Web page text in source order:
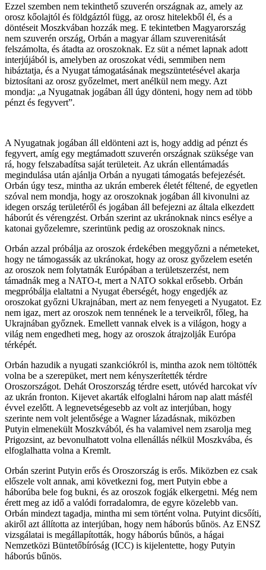
Ezzel szemben nem tekinthető szuverén országnak az, amely az
orosz kőolajtól és földgáztól függ, az orosz hitelekből él, és a
döntéseit Moszkvában hozzák meg. E tekintetben Magyarország
nem szuverén ország, Orbán a magyar állam szuverenitását
felszámolta, és átadta az oroszoknak. Ez süt a német lapnak adott
interjújából is, amelyben az oroszokat védi, semmiben nem
hibáztatja, és a Nyugat támogatásának megszüntetésével akarja
biztosítani az orosz győzelmet, mert anélkül nem megy. Azt
mondja: „a Nyugatnak jogában áll úgy dönteni, hogy nem ad több
pénzt és fegyvert”.
A Nyugatnak jogában áll eldönteni azt is, hogy addig ad pénzt és
fegyvert, amíg egy megtámadott szuverén országnak szüksége van
rá, hogy felszabadítsa saját területeit. Az ukrán ellentámadás
megindulása után ajánlja Orbán a nyugati támogatás befejezését.
Orbán úgy tesz, mintha az ukrán emberek életét féltené, de egyetlen
szóval nem mondja, hogy az oroszoknak jogában áll kivonulni az
idegen ország területéről és jogában áll befejezni az általa elkezdett
háborút és vérengzést. Orbán szerint az ukránoknak nincs esélye a
katonai győzelemre, szerintünk pedig az oroszoknak nincs.
Orbán azzal próbálja az oroszok érdekében meggyőzni a németeket,
hogy ne támogassák az ukránokat, hogy az orosz győzelem esetén
az oroszok nem folytatnák Európában a területszerzést, nem
támadnák meg a NATO-t, mert a NATO sokkal erősebb. Orbán
megpróbálja elaltatni a Nyugat éberségét, hogy engedjék az
oroszokat győzni Ukrajnában, mert az nem fenyegeti a Nyugatot. Ez
nem igaz, mert az oroszok nem tennének le a terveikről, főleg, ha
Ukrajnában győznek. Emellett vannak elvek is a világon, hogy a
világ nem engedheti meg, hogy az oroszok átrajzolják Európa
térképét.
Orbán hazudik a nyugati szankciókról is, mintha azok nem töltötték
volna be a szerepüket, mert nem kényszerítették térdre
Oroszországot. Dehát Oroszország térdre esett, utóvéd harcokat vív
az ukrán fronton. Kijevet akarták elfoglalni három nap alatt másfél
évvel ezelőtt. A legnevetségesebb az volt az interjúban, hogy
szerinte nem volt jelentősége a Wagner lázadásnak, miközben
Putyin elmenekült Moszkvából, és ha valamivel nem zsarolja meg
Prigozsint, az bevonulhatott volna ellenállás nélkül Moszkvába, és
elfoglalhatta volna a Kremlt.
Orbán szerint Putyin erős és Oroszország is erős. Miközben ez csak
előszele volt annak, ami következni fog, mert Putyin ebbe a
háborúba bele fog bukni, és az oroszok fogják elkergetni. Még nem
érett meg az idő a valódi forradalomra, de egyre közelebb van.
Orbán mindezt tagadja, mintha mi sem történt volna. Putyint dicsőíti,
akiről azt állította az interjúban, hogy nem háborús bűnös. Az ENSZ
vizsgálatai is megállapították, hogy háborús bűnös, a hágai
Nemzetközi Büntetőbíróság (ICC) is kijelentette, hogy Putyin
háborús bűnös.